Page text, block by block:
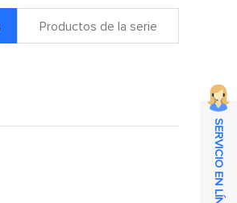
Productos de la serie
SERVICIO EN LÍNEA